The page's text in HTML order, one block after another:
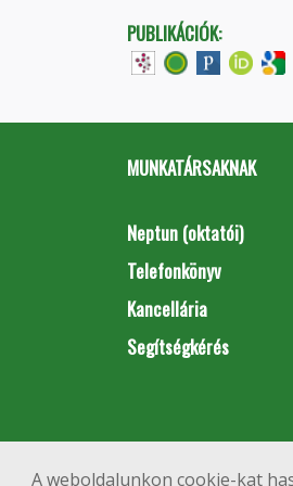
A weboldalunkon cookie-kat
PUBLIKÁCIÓK:
MUNKATÁRSAKNAK
Neptun (oktatói)
Telefonkönyv
Kancellária
Segítségkérés